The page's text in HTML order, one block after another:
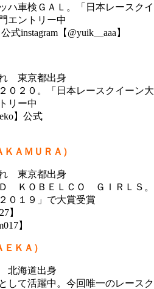
ハ車検ＧＡＬ。「日本レースクイ
エントリー中
式instagram【@yuik__aaa】
れ 東京都出身
０２０。「日本レースクイーン大
リー中
】公式
ＡＭＵＲＡ）
れ 東京都出身
ＫＯＢＥＬＣＯ ＧＩＲＬＳ。
０１９」で大賞受賞
】
】
ＫＡ）
北海道出身
して活躍中。今回唯一のレースク